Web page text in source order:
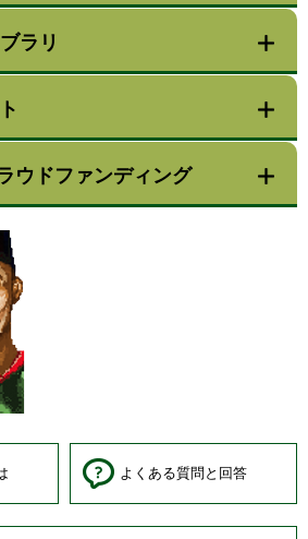
ラリ
ウドファンディング
よくある質問と回答